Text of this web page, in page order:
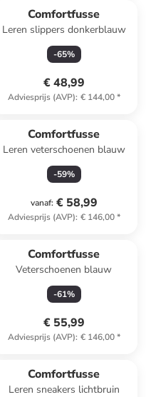
Comfortfusse
Leren slippers donkerblauw
-65%
€ 48,99
Adviesprijs (AVP): € 144,00*
Comfortfusse
Leren veterschoenen blauw
-59%
vanaf: € 58,99
Adviesprijs (AVP): € 146,00*
Comfortfusse
Veterschoenen blauw
-61%
€ 55,99
Adviesprijs (AVP): € 146,00*
Comfortfusse
Leren sneakers lichtbruin